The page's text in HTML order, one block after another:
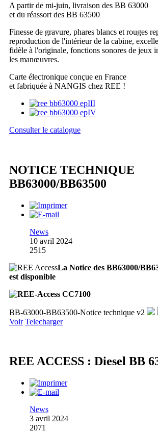
A partir de mi-juin, livraison des BB 63000
et du réassort des BB 63500
Finesse de gravure, phares blancs et rouges
reproduction de l'intérieur de la cabine,
fidèle à l'originale, fonctions sonores de jeux
les manœuvres.
Carte électronique conçue en France
et fabriquée à NANGIS chez REE !
Consulter le catalogue
NOTICE TECHNIQUE
BB63000/BB63500
News
10 avril 2024
2515
La Notice des BB63000/
est disponible
BB-63000-BB63500-Notice technique v2
Voir Telecharger
REE ACCESS : Diesel BB
News
3 avril 2024
2071